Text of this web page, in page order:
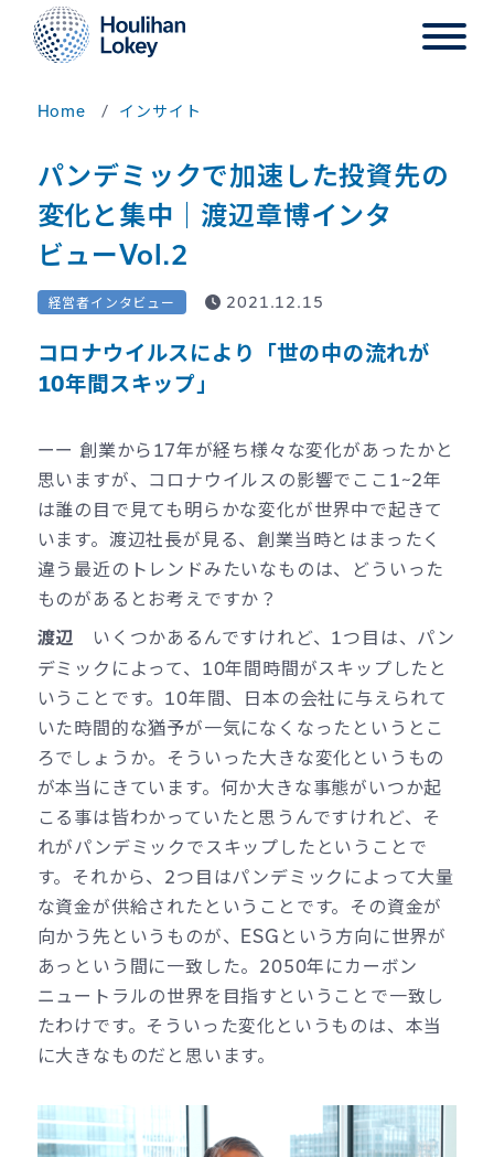
Home インサイト
パンデミックで加速した投資先の
変化と集中｜渡辺章博インタ
ビューVol.2
経営者インタビュー 2021.12.15
コロナウイルスにより「世の中の流れが
10年間スキップ」
ーー 創業から17年が経ち様々な変化があったかと
思いますが、コロナウイルスの影響でここ1~2年
は誰の目で見ても明らかな変化が世界中で起きて
います。渡辺社長が見る、創業当時とはまったく
違う最近のトレンドみたいなものは、どういった
ものがあるとお考えですか？
渡辺
いくつかあるんですけれど、1つ目は、パン
デミックによって、10年間時間がスキップしたと
いうことです。10年間、日本の会社に与えられて
いた時間的な猶予が一気になくなったというとこ
ろでしょうか。そういった大きな変化というもの
が本当にきています。何か大きな事態がいつか起
こる事は皆わかっていたと思うんですけれど、そ
れがパンデミックでスキップしたということで
す。それから、2つ目はパンデミックによって大量
な資金が供給されたということです。その資金が
向かう先というものが、ESGという方向に世界が
あっという間に一致した。2050年にカーボン
ニュートラルの世界を目指すということで一致し
たわけです。そういった変化というものは、本当
に大きなものだと思います。